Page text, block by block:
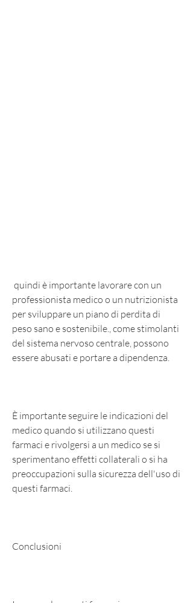
professionista medico o un nutrizionista
per sviluppare un piano di perdita di
peso sano e sostenibile., come stimolanti
del sistema nervoso centrale, possono
essere abusati e portare a dipendenza.
È importante seguire le indicazioni del
medico quando si utilizzano questi
farmaci e rivolgersi a un medico se si
sperimentano effetti collaterali o si ha
preoccupazioni sulla sicurezza dell'uso di
questi farmaci.
Conclusioni